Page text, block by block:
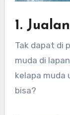
1.
Tak dapat di
muda di
kelapa muda
bisa?